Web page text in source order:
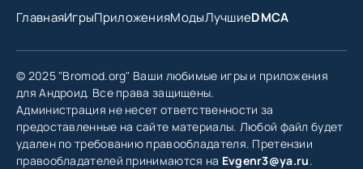
ГлавнаяИгрыПриложенияМодыЛучшиеDMCA
© 2025 "Bromod.org" Ваши любимые игры и приложения
для Андроид. Все права защищены.
Администрация не несет ответственности за
предоставленные на сайте материалы. Любой файл будет
удален по требованию правообладателя. Претензии
правообладателей принимаются на Evgenr3@ya.ru.